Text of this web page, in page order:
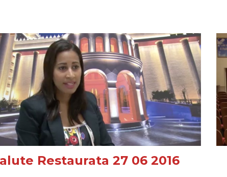
Restaurata 27 06 2016